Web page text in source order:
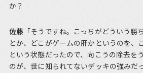
か？
佐藤 「そうですね。こっちがどういう勝
とか、どこがゲームの肝かというのを、
という状態だったので、向こうの除去を
のが、世に知られてないデッキの強みだ